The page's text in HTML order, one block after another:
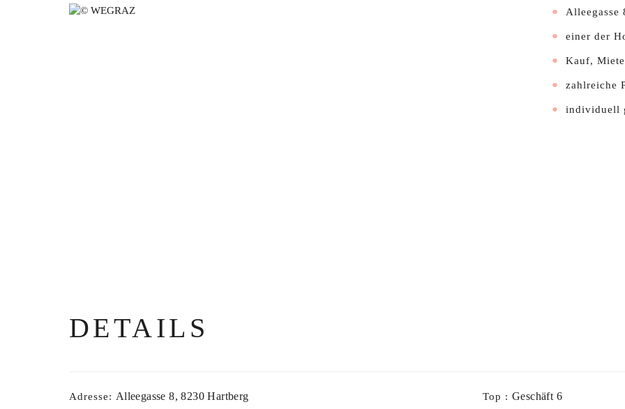
Alleegasse
einer der
Kauf,
zahlreiche
individuell
DETAILS
Adresse: Alleegasse 8, 8230 Hartberg Top : Geschäft 6